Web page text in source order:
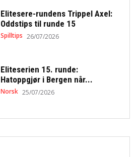
Elitesere-rundens Trippel Axel:
Oddstips til runde 15
Spilltips 26/07/2026
Eliteserien 15. runde:
Hatoppgjør i Bergen når...
Norsk 25/07/2026